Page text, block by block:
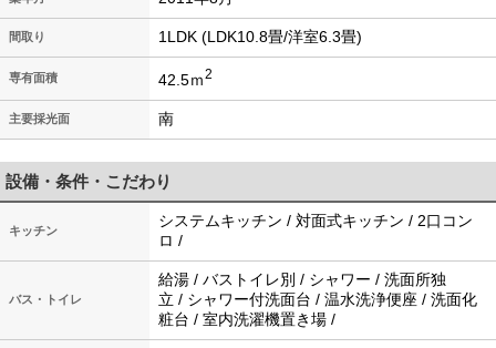
間取り 1LDK (LDK10.8畳/洋室6.3畳)
専有面積 42.5ｍ2
主要採光面 南
設備・条件・こだわり
キッチン
システムキッチン / 対面式キッチン / 2口コン
ロ /
バス・トイレ
給湯 / バストイレ別 / シャワー / 洗面所独
立 / シャワー付洗面台 / 温水洗浄便座 / 洗面化
粧台 / 室内洗濯機置き場 /